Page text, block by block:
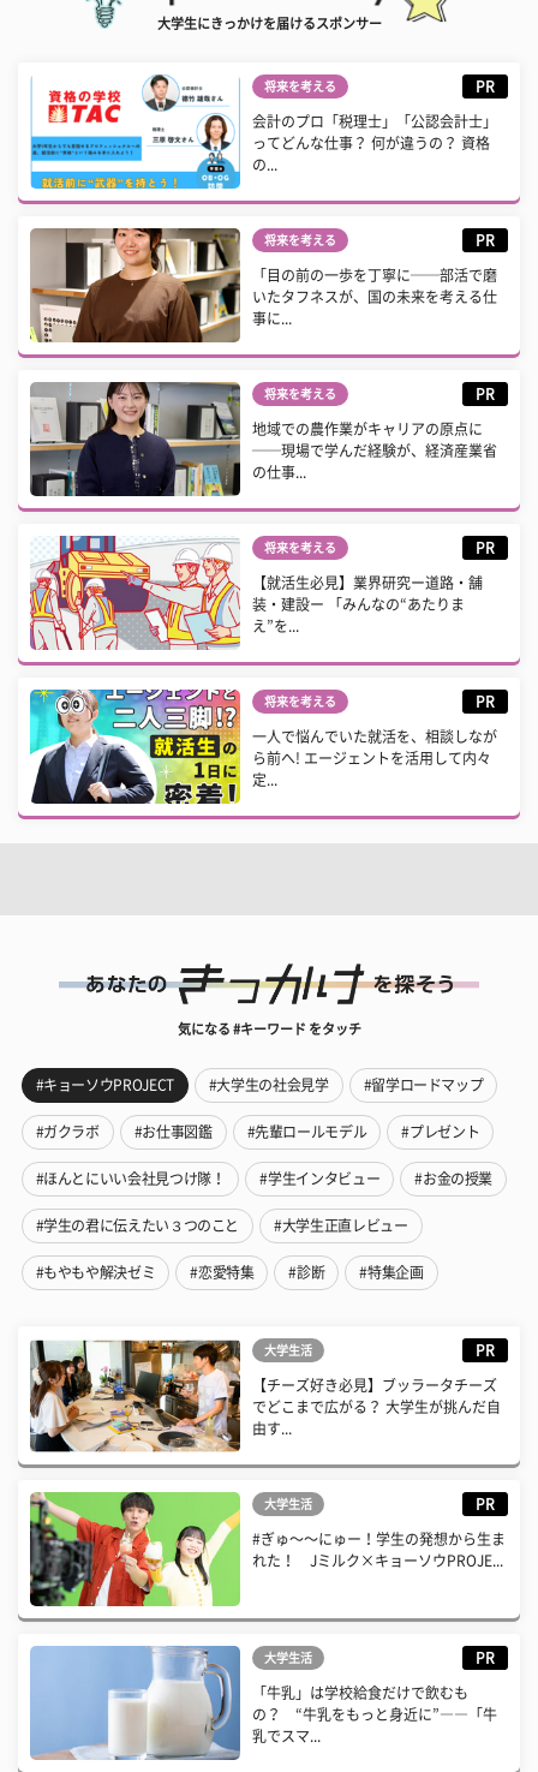
大学生にきっかけを届けるスポンサー
将来を考える PR
会計のプロ「税理士」「公認会計士」
ってどんな仕事？ 何が違うの？ 資格
の...
将来を考える PR
「目の前の一歩を丁寧に──部活で磨
いたタフネスが、国の未来を考える仕
事に...
将来を考える PR
地域での農作業がキャリアの原点に
──現場で学んだ経験が、経済産業省
の仕事...
将来を考える PR
【就活生必見】業界研究ー道路・舗
装・建設ー 「みんなの“あたりま
え”を...
将来を考える PR
一人で悩んでいた就活を、相談しなが
ら前へ! エージェントを活用して内々
定...
気になる #キーワード をタッチ
#キョーソウPROJECT #大学生の社会見学 #留学ロードマップ
#ガクラボ #お仕事図鑑 #先輩ロールモデル #プレゼント
#ほんとにいい会社見つけ隊！ #学生インタビュー #お金の授業
#学生の君に伝えたい３つのこと #大学生正直レビュー
#もやもや解決ゼミ #恋愛特集 #診断 #特集企画
大学生活 PR
【チーズ好き必見】ブッラータチーズ
でどこまで広がる？ 大学生が挑んだ自
由す...
大学生活 PR
#ぎゅ〜〜にゅー！学生の発想から生ま
れた！ Jミルク×キョーソウPROJE...
大学生活 PR
「牛乳」は学校給食だけで飲むも
の？ “牛乳をもっと身近に”――「牛
乳でスマ...